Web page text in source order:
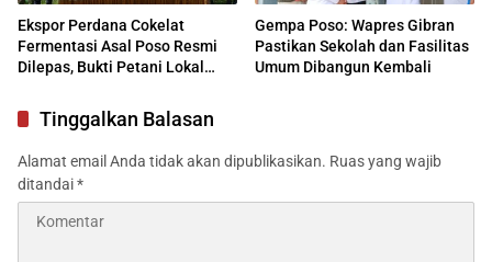
Ekspor Perdana Cokelat
Fermentasi Asal Poso Resmi
Dilepas, Bukti Petani Lokal
Gempa Poso: Wapres Gibran
Pastikan Sekolah dan Fasilitas
Umum Dibangun Kembali
Tinggalkan Balasan
Alamat email Anda tidak akan dipublikasikan. Ruas yang wajib
ditandai*